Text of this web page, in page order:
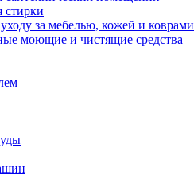
стирки
за мебелью, кожей и коврами
моющие и чистящие средства